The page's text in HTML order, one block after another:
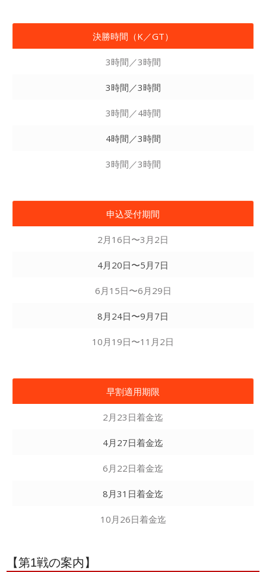
決勝時間（K／GT）
3時間／3時間
3時間／3時間
3時間／4時間
4時間／3時間
3時間／3時間
申込受付期間
2月16日〜3月2日
4月20日〜5月7日
6月15日〜6月29日
8月24日〜9月7日
10月19日〜11月2日
早割適用期限
2月23日着金迄
4月27日着金迄
6月22日着金迄
8月31日着金迄
10月26日着金迄
【第1戦の案内】